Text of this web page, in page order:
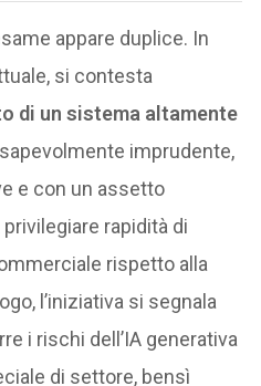
appare duplice. In
si contesta
di un sistema altamente
imprudente,
e con un assetto
rapidità di
rispetto alla
l’iniziativa si segnala
i rischi dell’IA generativa
di settore, bensì